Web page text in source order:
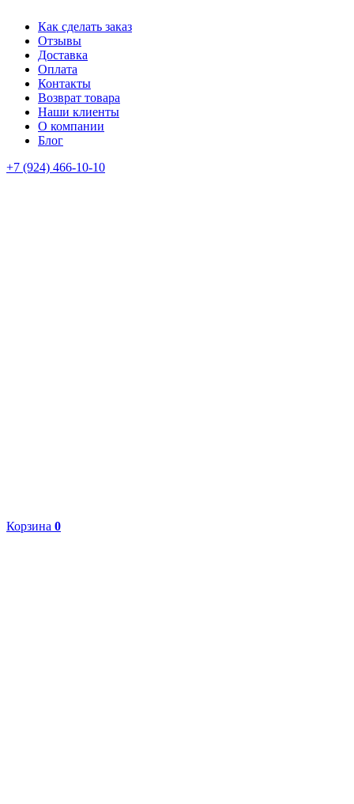
Как сделать заказ
Отзывы
Доставка
Оплата
Контакты
Возврат товара
Наши клиенты
О компании
Блог
+7 (924) 466-10-10
Корзина 0